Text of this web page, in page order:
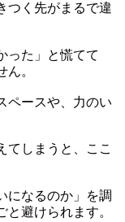
つく先がまるで違
った」と慌てて
。
ペースや、力のい
てしまうと、ここ
になるのか」を調
避けられます。